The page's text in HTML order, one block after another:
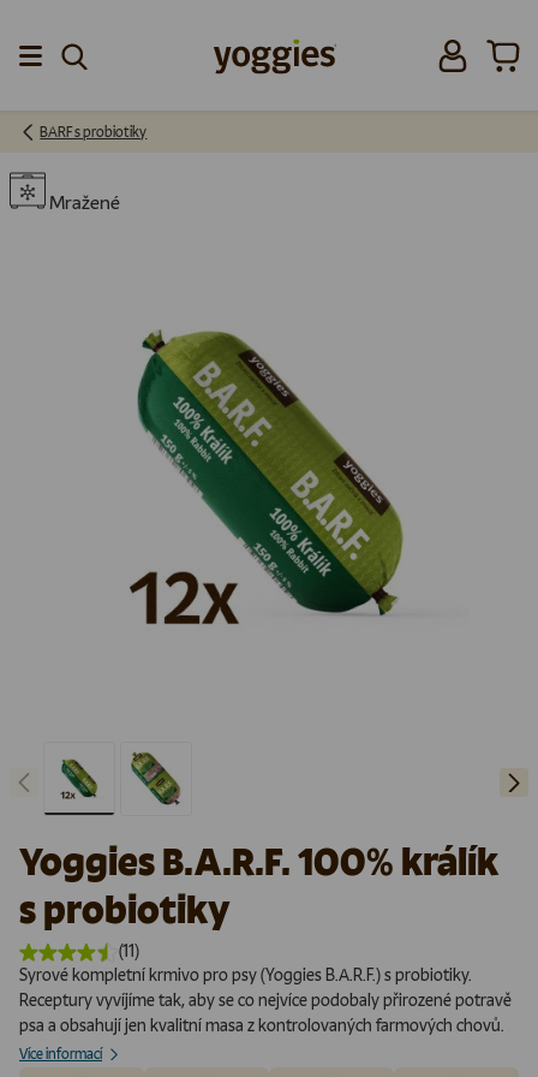
Přeskočit na obsah
Přihlásit se
BARF s probiotiky
Mražené
Předchozí Další
Yoggies B.A.R.F. 100% králík
s probiotiky
(11)
Syrové kompletní krmivo pro psy (Yoggies B.A.R.F.) s probiotiky.
Receptury vyvíjíme tak, aby se co nejvíce podobaly přirozené potravě
psa a obsahují jen kvalitní masa z kontrolovaných farmových chovů.
Více informací